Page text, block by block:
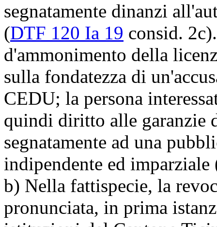
segnatamente dinanzi
(DTF 120 Ia 19 consid.
d'ammonimento della
sulla fondatezza di
CEDU; la persona
quindi diritto alle garanzie
segnatamente ad una
indipendente ed imparziale
b) Nella fattispecie, la
pronunciata, in prima